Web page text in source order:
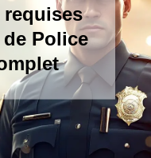
requises
Police